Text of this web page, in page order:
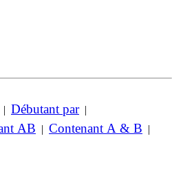
| Débutant par|
AB | Contenant A & B |